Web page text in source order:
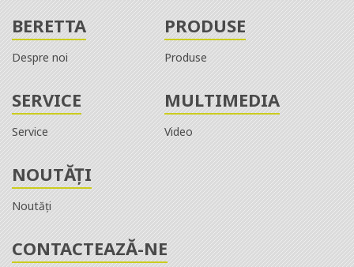
BERETTA
Despre noi
PRODUSE
Produse
SERVICE
Service
MULTIMEDIA
Video
NOUTĂȚI
Noutăți
CONTACTEAZĂ-NE